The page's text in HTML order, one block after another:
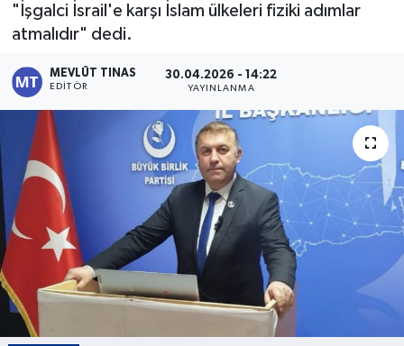
"İşgalci İsrail'e karşı İslam ülkeleri fiziki adımlar
atmalıdır" dedi.
MEVLÜT TINAS
EDITÖR
30.04.2026 - 14:22
YAYINLANMA
Teknoloji
Kültür - Sanat
Yaşam
Haber Arşivi